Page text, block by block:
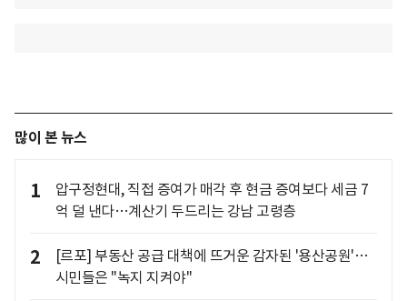
많이 본 뉴스
1
압구정현대, 직접 증여가 매각 후 현금 증여보다 세금 7
억 덜 낸다…계산기 두드리는 강남 고령층
2
[르포] 부동산 공급 대책에 뜨거운 감자된 '용산공원'…
시민들은 "녹지 지켜야"